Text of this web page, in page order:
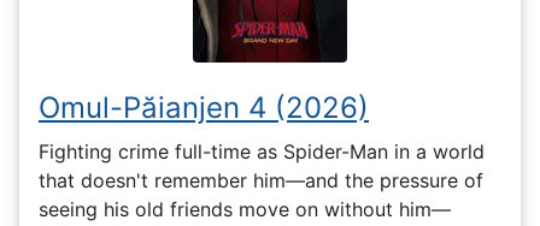
Omul-Păianjen 4 (2026)
Fighting crime full-time as Spider-Man in a world
that doesn't remember him—and the pressure of
seeing his old friends move on without him—